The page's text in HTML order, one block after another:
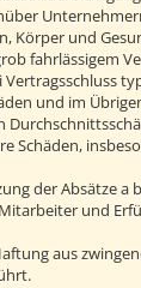
Körper und
fahrlässigem
und im
Schäden,
der Absätze a
und
aus